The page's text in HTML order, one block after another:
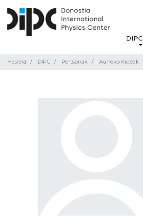
DIPC
Hasiera DIPC Pertsonak Aurreko Kideak